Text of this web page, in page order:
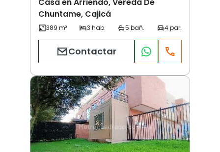
Chuntame, Cajicá
Contactar